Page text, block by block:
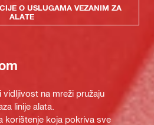
O USLUGAMA VEZANIM ZA
ALATE
vidljivost na mreži pružaju
linije alata.
korištenje koja pokriva sve